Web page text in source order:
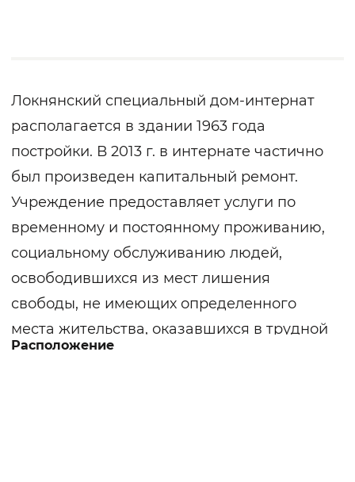
Локнянский специальный дом-интернат
располагается в здании 1963 года
постройки. В 2013 г. в интернате частично
был произведен капитальный ремонт.
Учреждение предоставляет услуги по
временному и постоянному проживанию,
социальному обслуживанию людей,
освободившихся из мест лишения
свободы, не имеющих определенного
места жительства, оказавшихся в трудной
жизненной ситуации. Здание оснащено
Расположение